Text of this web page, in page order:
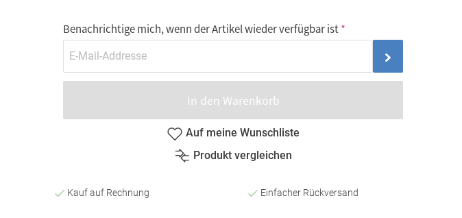
Benachrichtige mich, wenn der Artikel wieder verfügbar ist
In den Warenkorb
Auf meine Wunschliste
Produkt vergleichen
Kauf auf Rechnung Einfacher Rückversand